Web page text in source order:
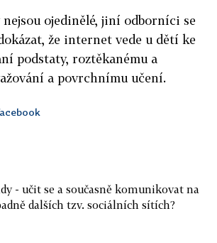
nejsou ojedinělé, jiní odborníci se
že internet vede u dětí ke
podstaty, roztěkanému a
a povrchnímu učení.
- učit se a současně komunikovat na
dalších tzv. sociálních sítích?